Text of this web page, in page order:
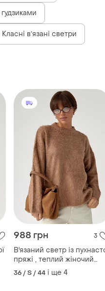
988 грн 3
В'язаний светр із пухнастої
пряжі , теплий жіночий
светр
36 / S / 44 і ще 4